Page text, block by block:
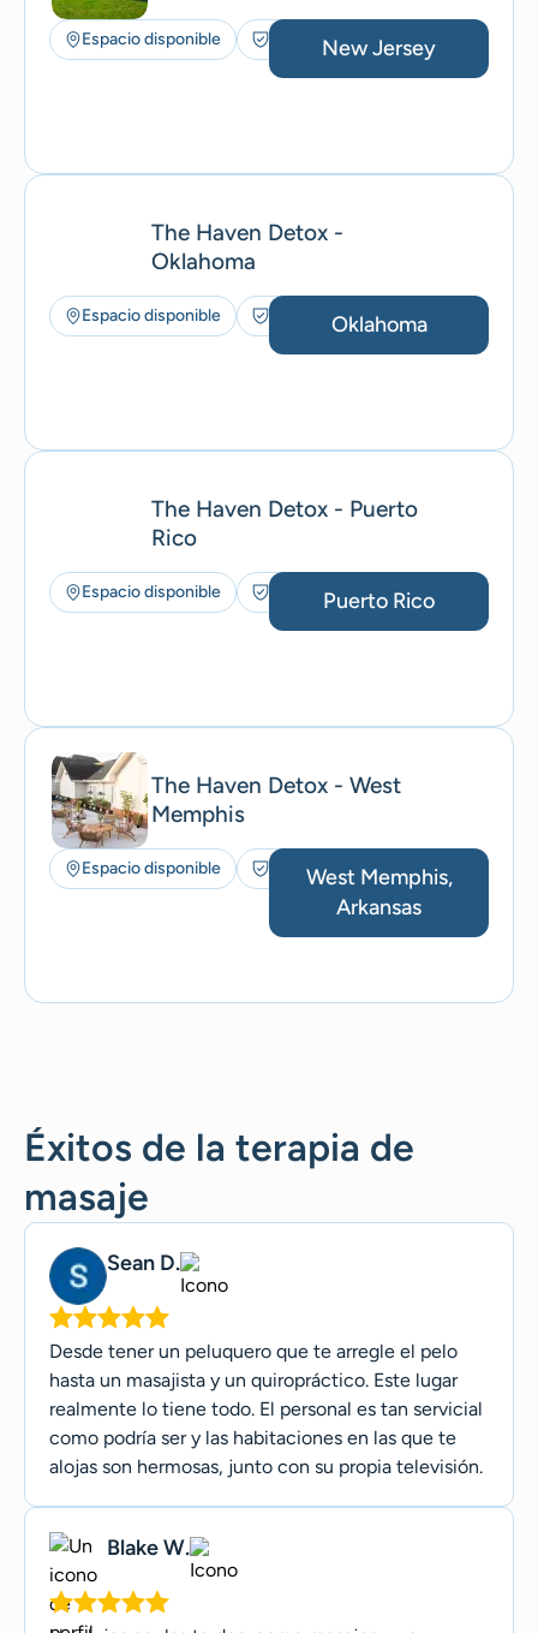
Espacio disponible Seguros aceptados
New Jersey
The Haven Detox -
Oklahoma
Espacio disponible Seguros aceptados
Oklahoma
The Haven Detox - Puerto
Rico
Espacio disponible Seguros aceptados
Puerto Rico
The Haven Detox - West
Memphis
Espacio disponible Seguros aceptados
West Memphis,
Arkansas
Éxitos de la terapia de
masaje
Sean D.
Desde tener un peluquero que te arregle el pelo
hasta un masajista y un quiropráctico. Este lugar
realmente lo tiene todo. El personal es tan servicial
como podría ser y las habitaciones en las que te
alojas son hermosas, junto con su propia televisión.
Blake W.